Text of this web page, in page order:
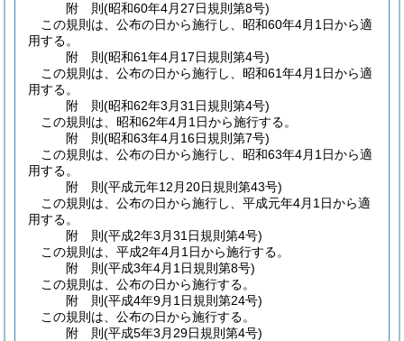
附 則(昭和60年4月27日規則第8号)
この規則は、公布の日から施行し、昭和60年4月1日から適
用する。
附 則(昭和61年4月17日規則第4号)
この規則は、公布の日から施行し、昭和61年4月1日から適
用する。
附 則(昭和62年3月31日規則第4号)
この規則は、昭和62年4月1日から施行する。
附 則(昭和63年4月16日規則第7号)
この規則は、公布の日から施行し、昭和63年4月1日から適
用する。
附 則(平成元年12月20日規則第43号)
この規則は、公布の日から施行し、平成元年4月1日から適
用する。
附 則(平成2年3月31日規則第4号)
この規則は、平成2年4月1日から施行する。
附 則(平成3年4月1日規則第8号)
この規則は、公布の日から施行する。
附 則(平成4年9月1日規則第24号)
この規則は、公布の日から施行する。
附 則(平成5年3月29日規則第4号)